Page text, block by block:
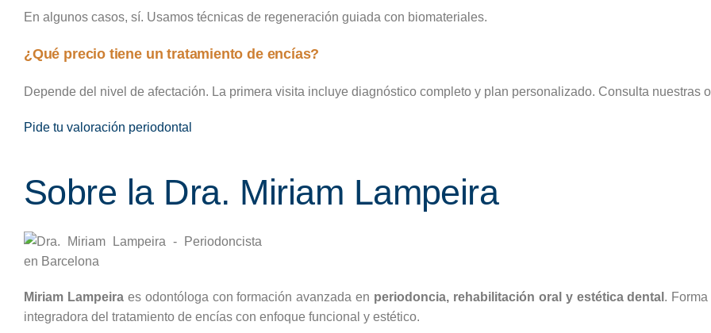
En algunos casos, sí. Usamos técnicas de regeneración guiada con biomateriales.
¿Qué precio tiene un tratamiento de encías?
Depende del nivel de afectación. La primera visita incluye diagnóstico completo y plan personalizado. Consulta nuestras
Pide tu valoración periodontal
Sobre la Dra. Miriam Lampeira
Miriam Lampeiraes odontóloga con formación avanzada en periodoncia, rehabilitación oral y estética dental .
integradora del tratamiento de encías con enfoque funcional y estético.